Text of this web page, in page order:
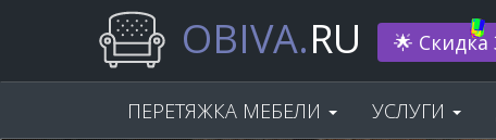
OBIVA.RU Нам 33
ПЕРЕТЯЖКА МЕБЕЛИ УСЛУГИ